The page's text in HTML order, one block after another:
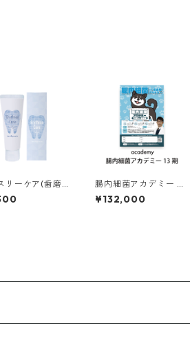
リーケア(歯磨
腸内細菌アカデミー ベ
ーシックコース(3回コ
ース) 13期生
¥132,000